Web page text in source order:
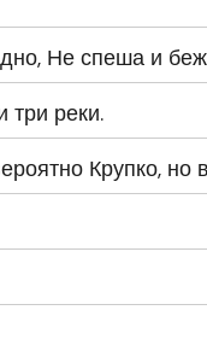
Не спеша и
три реки.
Крупко, но